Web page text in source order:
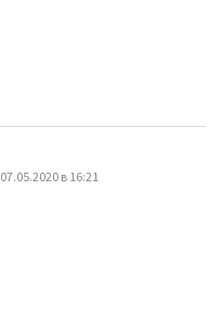
07.05.2020 в 16:21